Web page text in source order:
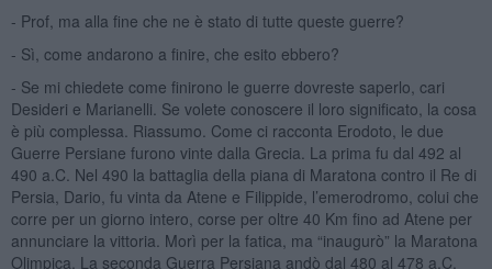
- Prof, ma alla fine che ne è stato di tutte queste guerre?
- Sì, come andarono a finire, che esito ebbero?
- Se mi chiedete come finirono le guerre dovreste saperlo, cari
Desideri e Marianelli. Se volete conoscere il loro significato, la cosa
è più complessa. Riassumo. Come ci racconta Erodoto, le due
Guerre Persiane furono vinte dalla Grecia. La prima fu dal 492 al
490 a.C. Nel 490 la battaglia della piana di Maratona contro il Re di
Persia, Dario, fu vinta da Atene e Filippide, l’emerodromo, colui che
corre per un giorno intero, corse per oltre 40 Km fino ad Atene per
annunciare la vittoria. Morì per la fatica, ma “inaugurò” la Maratona
Olimpica. La seconda Guerra Persiana andò dal 480 al 478 a.C.